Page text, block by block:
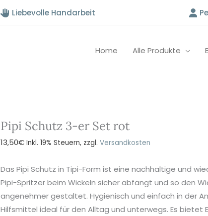
Liebevolle Handarbeit
Home Alle Produkte
Pipi Schutz 3-er Set rot
13,50€ Inkl. 19% Steuern, zzgl.Versandkosten
Das Pipi Schutz in Tipi-Form ist eine nachhaltige und
Pipi-Spritzer beim Wickeln sicher abfängt und so den
angenehmer gestaltet. Hygienisch und einfach in der
Hilfsmittel ideal für den Alltag und unterwegs. Es bietet